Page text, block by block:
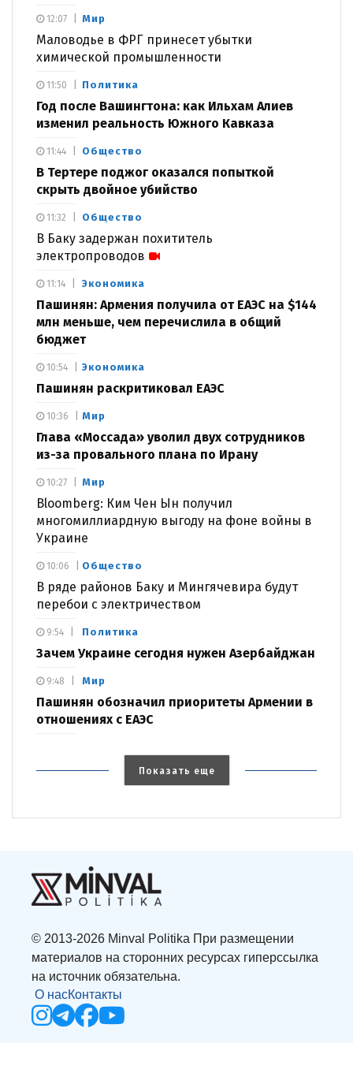
Мир
Маловодье в ФРГ принесет убытки
химической промышленности
12:07
Политика
Год после Вашингтона: как Ильхам Алиев
изменил реальность Южного Кавказа
11:50
Общество
В Тертере поджог оказался попыткой
скрыть двойное убийство
11:44
Общество
В Баку задержан похититель
электропроводов
11:32
Экономика
Пашинян: Армения получила от ЕАЭС на $144
млн меньше, чем перечислила в общий
бюджет
11:14
Экономика
Пашинян раскритиковал ЕАЭС
10:54
Мир
Глава «Моссада» уволил двух сотрудников
из-за провального плана по Ирану
10:36
Мир
Bloomberg: Ким Чен Ын получил
многомиллиардную выгоду на фоне войны в
Украине
10:27
Общество
В ряде районов Баку и Мингячевира будут
перебои с электричеством
10:06
Политика
Зачем Украине сегодня нужен Азербайджан
9:54
Мир
Пашинян обозначил приоритеты Армении в
отношениях с ЕАЭС
9:48
Показать еще
© 2013-2026 Minval Politika При размещении
материалов на сторонних ресурсах гиперссылка
на источник обязательна.
О насКонтакты